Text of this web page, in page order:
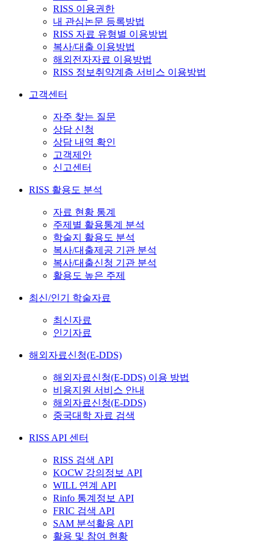
RISS 이용권한
내 관심논문 등록방법
RISS 자료 유형별 이용방법
복사/대출 이용방법
해외전자자료 이용방법
RISS 정보취약계층 서비스 이용방법
고객센터
자주 찾는 질문
상담 신청
상담 내역 확인
고객제안
신고센터
RISS 활용도 분석
자료 현황 통계
주제별 활용통계 분석
학술지 활용도 분석
복사/대출제공 기관 분석
복사/대출신청 기관 분석
활용도 높은 주제
최신/인기 학술자료
최신자료
인기자료
해외자료신청(E-DDS)
해외자료신청(E-DDS) 이용 방법
비용지원 서비스 안내
해외자료신청(E-DDS)
중국대학 자료 검색
RISS API 센터
RISS 검색 API
KOCW 강의정보 API
WILL 연계 API
Rinfo 통계정보 API
FRIC 검색 API
SAM 분석활용 API
활용 및 참여 현황